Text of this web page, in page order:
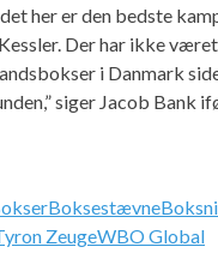
her er den bedste
Der har ikke været
i Danmark
siger Jacob Bank
Boksestævne
ZeugeWBO Global